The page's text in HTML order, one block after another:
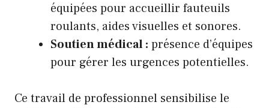
équipées pour accueillir fauteuils
roulants, aides visuelles et sonores.
Soutien médical : présence d’équipes
pour gérer les urgences potentielles.
Ce travail de professionnel sensibilise le